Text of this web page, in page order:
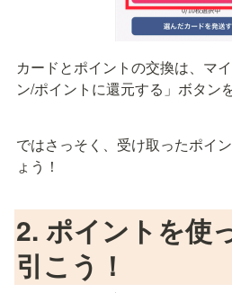
カードとポイントの交換は、マ
ン/ポイントに還元する」ボタン
ではさっそく、受け取ったポイ
ょう！
2. ポイントを使
引こう！